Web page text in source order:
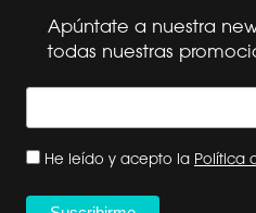
Apúntate a nuestra
todas nuestras
He leído y acepto la Política